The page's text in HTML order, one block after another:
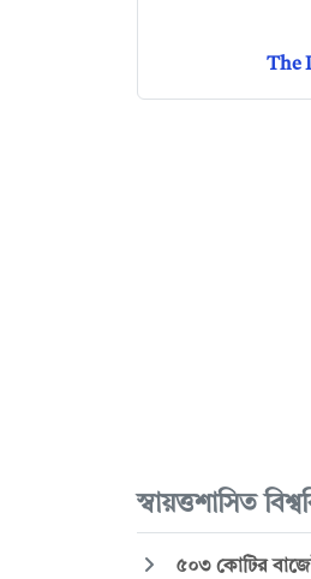
The
স্বায়ত্তশাসিত
৫০৩ কোটির